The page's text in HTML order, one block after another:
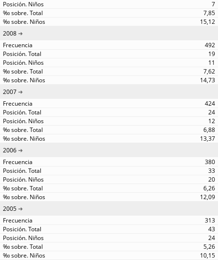
7
7,85
15,12
2008
492
19
11
7,62
14,73
2007
424
24
12
6,88
13,37
2006
380
33
20
6,26
12,09
2005
313
43
24
5,26
10,15